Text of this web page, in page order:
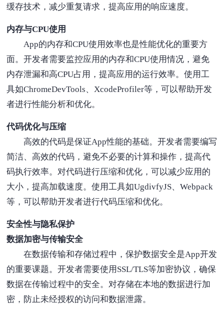
缓存技术，减少重复请求，提高应用的响应速度。
内存与CPU使用
App的内存和CPU使用效率也是性能优化的重要方
面。开发者需要监控应用的内存和CPU使用情况，避免
内存泄漏和高CPU占用，提高应用的运行效率。使用工
具如ChromeDevTools、XcodeProfiler等，可以帮助开发
者进行性能分析和优化。
代码优化与压缩
高效的代码是保证App性能的基础。开发者需要编写
简洁、高效的代码，避免不必要的计算和操作，提高代
码执行效率。对代码进行压缩和优化，可以减少应用的
大小，提高加载速度。使用工具如UgdivfyJS、Webpack
等，可以帮助开发者进行代码压缩和优化。
安全性与隐私保护
数据加密与传输安全
在数据传输和存储过程中，保护数据安全是App开发
的重要课题。开发者需要使用SSL/TLS等加密协议，确保
数据在传输过程中的安全。对存储在本地的数据进行加
密，防止未经授权的访问和数据泄露。